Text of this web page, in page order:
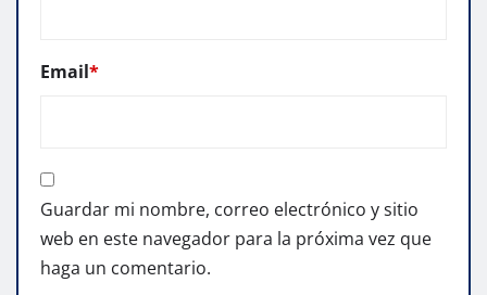
Email*
Guardar mi nombre, correo electrónico y sitio
web en este navegador para la próxima vez que
haga un comentario.